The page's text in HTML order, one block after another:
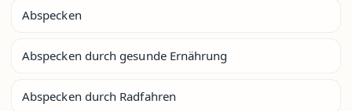
Abspecken
Abspecken durch gesunde Ernährung
Abspecken durch Radfahren